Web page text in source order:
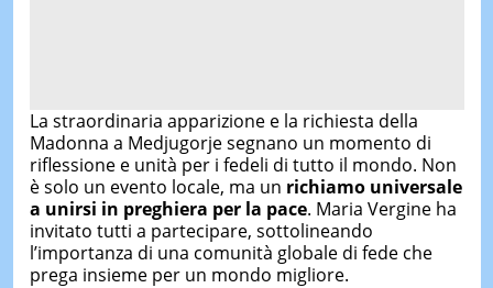
La straordinaria apparizione e la richiesta della
Madonna a Medjugorje segnano un momento di
riflessione e unità per i fedeli di tutto il mondo. Non
è solo un evento locale, ma un richiamo universale
a unirsi in preghiera per la pace. Maria Vergine ha
invitato tutti a partecipare, sottolineando
l’importanza di una comunità globale di fede che
prega insieme per un mondo migliore.